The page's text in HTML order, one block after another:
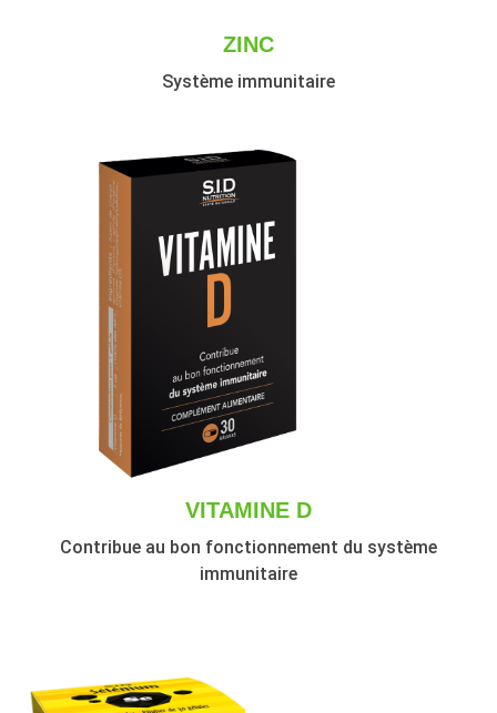
ZINC
Système immunitaire
VITAMINE D
Contribue au bon fonctionnement du système
immunitaire